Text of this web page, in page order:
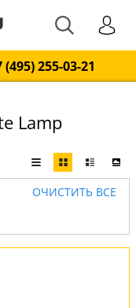
(495) 255-03-21
Lamp
ОЧИСТИТЬ ВСЕ